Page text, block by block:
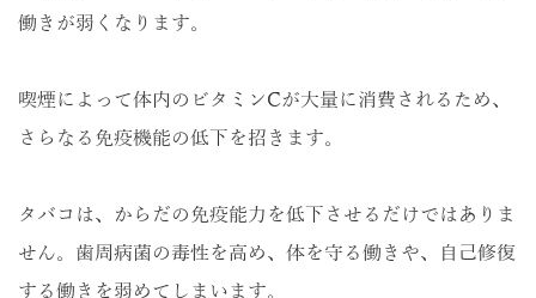
働きが弱くなります。
喫煙によって体内のビタミンCが大量に消費されるため、
さらなる免疫機能の低下を招きます。
タバコは、からだの免疫能力を低下させるだけではありま
せん。歯周病菌の毒性を高め、体を守る働きや、自己修復
する働きを弱めてしまいます。